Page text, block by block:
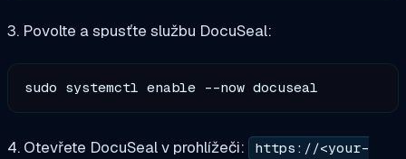
3. Povolte a spusťte službu DocuSeal:
4. Otevřete DocuSeal v prohlížeči:
https://<your-